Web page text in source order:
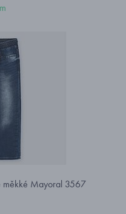
měkké Mayoral 3567